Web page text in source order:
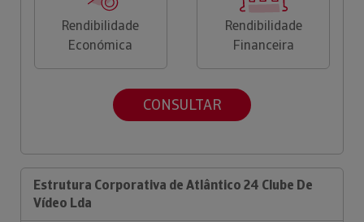
Rendibilidade
Económica
Rendibilidade
Financeira
CONSULTAR
Estrutura Corporativa de Atlântico 24 Clube De
Vídeo Lda